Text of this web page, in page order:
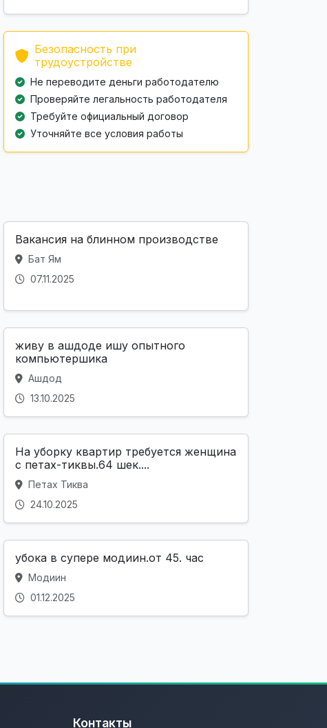
Безопасность при
трудоустройстве
Не переводите деньги работодателю
Проверяйте легальность работодателя
Требуйте официальный договор
Уточняйте все условия работы
Вакансия на блинном производстве
Бат Ям
07.11.2025
живу в ашдоде ишу опытного
компьютершика
Ашдод
13.10.2025
На уборку квартир требуется женщина
с петах-тиквы.64 шек....
Петах Тиква
24.10.2025
убока в супере модиин.от 45. час
Модиин
01.12.2025
Контакты